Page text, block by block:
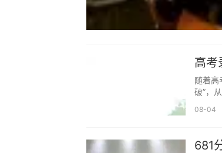
第二，关注睡眠状态，提醒
不要鼓励孩子熬夜硬撑，
家长的情绪会直接传染给
孩子心里也会跟着发慌。
先稳住自己，再守护孩子，
高考
随着高
破”，
08-04
681